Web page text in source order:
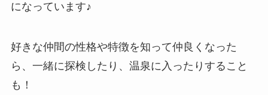
になっています♪
好きな仲間の性格や特徴を知って仲良くなった
ら、一緒に探検したり、温泉に入ったりすること
も！